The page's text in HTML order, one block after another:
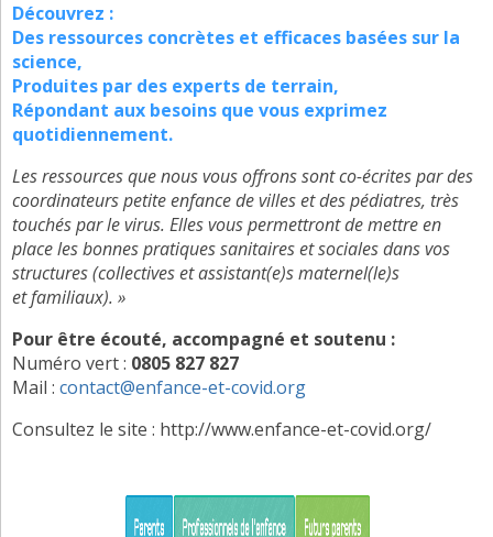
Découvrez :
Des ressources concrètes et efficaces basées sur la
science,
Produites par des experts de terrain,
Répondant aux besoins que vous exprimez
quotidiennement.
Les ressources que nous vous offrons sont co-écrites par des
coordinateurs petite enfance de villes et des pédiatres, très
touchés par le virus. Elles vous permettront de mettre en
place les bonnes pratiques sanitaires et sociales dans vos
structures (collectives et assistant(e)s maternel(le)s
etfamiliaux). »
Pour être écouté, accompagné et soutenu :
Numéro vert : 0805 827 827
Mail :contact@enfance-et-covid.org
Consultez le site : http://www.enfance-et-covid.org/